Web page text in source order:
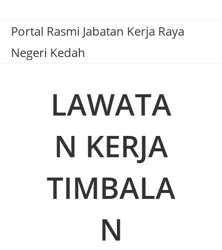
Portal Rasmi Jabatan Kerja Raya
Negeri Kedah
LAWATA
N KERJA
TIMBALA
N